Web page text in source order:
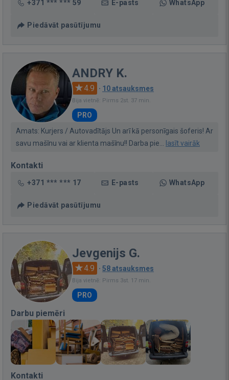
+371 *** *** 59 E-pasts WhatsApp
Piedāvāt pasūtījumu
ANDRY K.
4.9 · 10 atsauksmes
Bija vietnē: Pirms 2st. 37 min.
PRO
Amats: Kurjers / Autovadītājs Un arī kā personīgais šoferis! Ar
savu mašīnu vai ar klienta mašīnu!! Darba pie...
lasīt vairāk
Kontakti
+371 *** *** 17 E-pasts WhatsApp
Piedāvāt pasūtījumu
Jevgenijs G.
4.9 · 58 atsauksmes
Bija vietnē: Pirms 3st. 17 min.
PRO
Darbu piemēri
Kontakti